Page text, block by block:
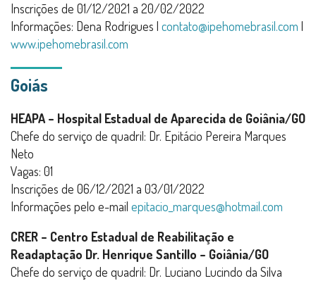
Inscrições de 01/12/2021 a 20/02/2022
Informações: Dena Rodrigues | contato@ipehomebrasil.com |
www.ipehomebrasil.com
Goiás
HEAPA – Hospital Estadual de Aparecida de Goiânia/GO
Chefe do serviço de quadril: Dr. Epitácio Pereira Marques
Neto
Vagas: 01
Inscrições de 06/12/2021 a 03/01/2022
Informações pelo e-mail epitacio_marques@hotmail.com
CRER – Centro Estadual de Reabilitação e
Readaptação Dr. Henrique Santillo – Goiânia/GO
Chefe do serviço de quadril: Dr. Luciano Lucindo da Silva